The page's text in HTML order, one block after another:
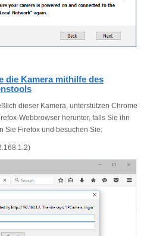
die Kamera mithilfe des
dieser Kamera, unterstützen Chrome
Webbrowser herunter, falls Sie ihn
Sie Firefox und besuchen Sie: